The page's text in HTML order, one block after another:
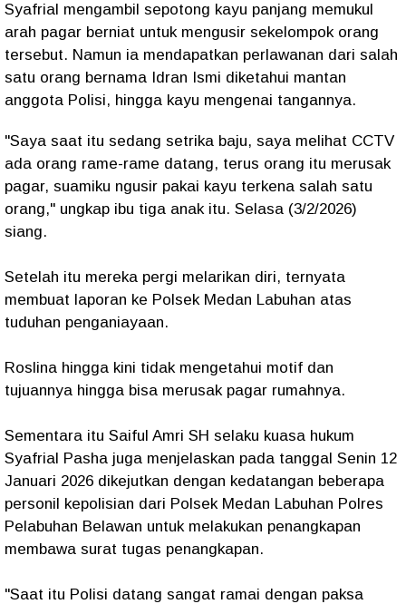
Syafrial mengambil sepotong kayu panjang memukul
arah pagar berniat untuk mengusir sekelompok orang
tersebut. Namun ia mendapatkan perlawanan dari salah
satu orang bernama Idran Ismi diketahui mantan
anggota Polisi, hingga kayu mengenai tangannya.
"Saya saat itu sedang setrika baju, saya melihat CCTV
ada orang rame-rame datang, terus orang itu merusak
pagar, suamiku ngusir pakai kayu terkena salah satu
orang," ungkap ibu tiga anak itu. Selasa (3/2/2026)
siang.
Setelah itu mereka pergi melarikan diri, ternyata
membuat laporan ke Polsek Medan Labuhan atas
tuduhan penganiayaan.
Roslina hingga kini tidak mengetahui motif dan
tujuannya hingga bisa merusak pagar rumahnya.
Sementara itu Saiful Amri SH selaku kuasa hukum
Syafrial Pasha juga menjelaskan pada tanggal Senin 12
Januari 2026 dikejutkan dengan kedatangan beberapa
personil kepolisian dari Polsek Medan Labuhan Polres
Pelabuhan Belawan untuk melakukan penangkapan
membawa surat tugas penangkapan.
"Saat itu Polisi datang sangat ramai dengan paksa